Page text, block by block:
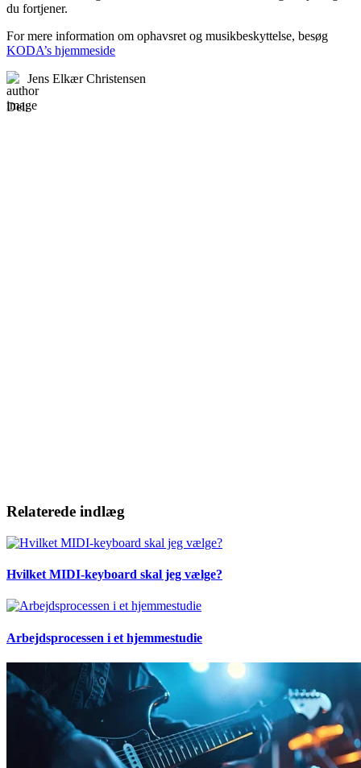
du fortjener.
For mere information om ophavsret og musikbeskyttelse, besøg
KODA’s hjemmeside
Jens Elkær Christensen
Del:
Relaterede indlæg
Hvilket MIDI-keyboard skal jeg vælge?
Arbejdsprocessen i et hjemmestudie